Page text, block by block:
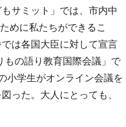
サミット」では、市内中
めに私たちができるこ
は各国大臣に対して宣言
もの語り教育国際会議」で
小学生がオンライン会議を
った。大人にとっても、